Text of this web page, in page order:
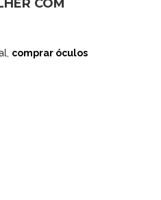
COM
comprar óculos